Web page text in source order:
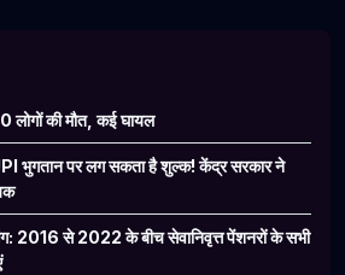
लोगों की मौत, कई घायल
भुगतान पर लग सकता है शुल्क! केंद्र सरकार ने
2016 से 2022 के बीच सेवानिवृत्त पेंशनरों के सभी